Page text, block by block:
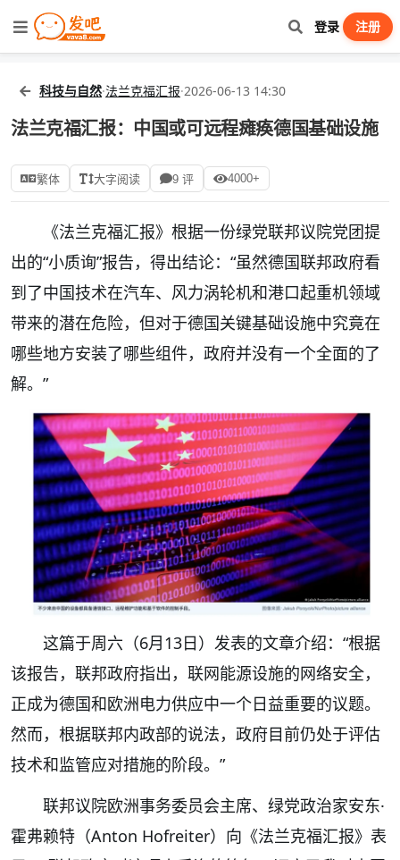
登录 注册
科技与自然·法兰克福汇报·2026-06-13 14:30
法兰克福汇报：中国或可远程瘫痪德国基础设施
繁体 大字阅读 9 评 4000+
《法兰克福汇报》根据一份绿党联邦议院党团提
出的“小质询”报告，得出结论：“虽然德国联邦政府看
到了中国技术在汽车、风力涡轮机和港口起重机领域
带来的潜在危险，但对于德国关键基础设施中究竟在
哪些地方安装了哪些组件，政府并没有一个全面的了
解。”
这篇于周六（6月13日）发表的文章介绍：“根据
该报告，联邦政府指出，联网能源设施的网络安全，
正成为德国和欧洲电力供应中一个日益重要的议题。
然而，根据联邦内政部的说法，政府目前仍处于评估
技术和监管应对措施的阶段。”
联邦议院欧洲事务委员会主席、绿党政治家安东·
霍弗赖特（Anton Hofreiter）向《法兰克福汇报》表